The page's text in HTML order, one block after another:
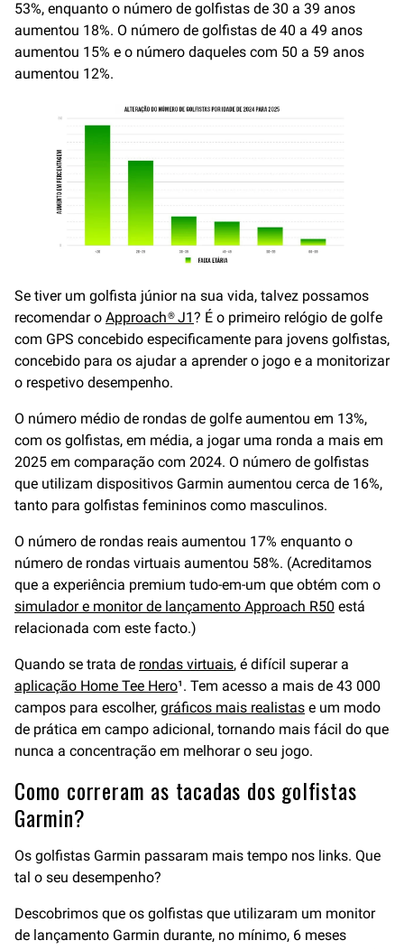
53%, enquanto o número de golfistas de 30 a 39 anos
aumentou 18%. O número de golfistas de 40 a 49 anos
aumentou 15% e o número daqueles com 50 a 59 anos
aumentou 12%.
Se tiver um golfista júnior na sua vida, talvez possamos
recomendar o Approach® J1? É o primeiro relógio de golfe
com GPS concebido especificamente para jovens golfistas,
concebido para os ajudar a aprender o jogo e a monitorizar
o respetivo desempenho.
O número médio de rondas de golfe aumentou em 13%,
com os golfistas, em média, a jogar uma ronda a mais em
2025 em comparação com 2024. O número de golfistas
que utilizam dispositivos Garmin aumentou cerca de 16%,
tanto para golfistas femininos como masculinos.
O número de rondas reais aumentou 17% enquanto o
número de rondas virtuais aumentou 58%. (Acreditamos
que a experiência premium tudo-em-um que obtém com o
simulador e monitor de lançamento Approach R50 está
relacionada com este facto.)
Quando se trata de rondas virtuais, é difícil superar a
aplicação Home Tee Hero¹. Tem acesso a mais de 43 000
campos para escolher, gráficos mais realistas e um modo
de prática em campo adicional, tornando mais fácil do que
nunca a concentração em melhorar o seu jogo.
Como correram as tacadas dos golfistas
Garmin?
Os golfistas Garmin passaram mais tempo nos links. Que
tal o seu desempenho?
Descobrimos que os golfistas que utilizaram um monitor
de lançamento Garmin durante, no mínimo, 6 meses